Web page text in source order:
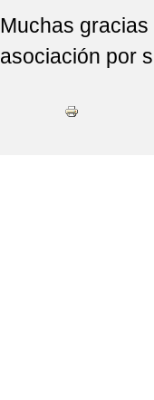
Muchas
asociación por